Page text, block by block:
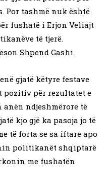
Por tashmë nuk është
fushatë i Erjon Veliajt
të tjerë.
Shpend Gashi.
gjatë këtyre festave
pozitiv për rezultatet e
ndjeshmërore të
kjo gjë ka pasoja jo të
të forta se sa iftare apo
politikanët shqiptarë
me fushatën